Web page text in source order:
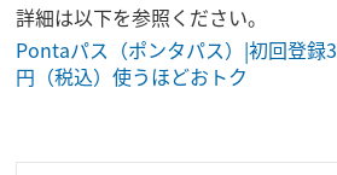
詳細は以下を参照ください。
Pontaパス（ポンタパス）|初回登録
円（税込）使うほどおトク